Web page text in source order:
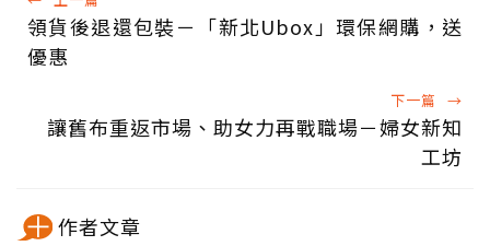
領貨後退還包裝－「新北Ubox」環保網購，送
優惠
下一篇 →
讓舊布重返市場、助女力再戰職場－婦女新知
工坊
作者文章